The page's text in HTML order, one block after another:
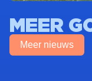
MEER
Meer nieuws